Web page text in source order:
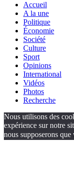
Accueil
A la une
Politique
Économie
Société
Culture
Sport
Opinions
International
Vidéos
Photos
Recherche
Nous utilisons des
expérience sur notre
nous supposerons que